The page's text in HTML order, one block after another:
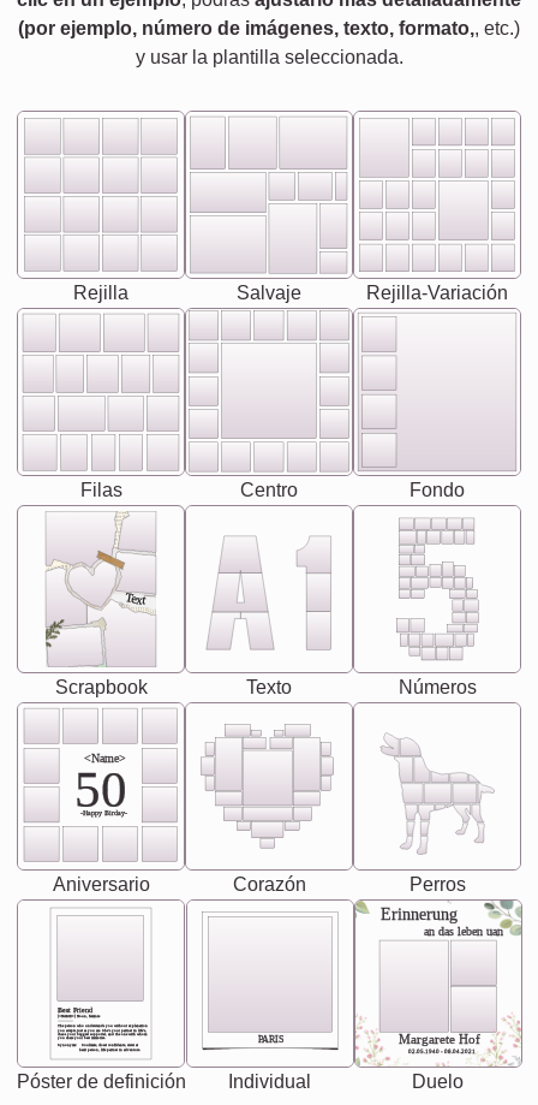
(por ejemplo, número de imágenes, texto, formato,, etc.)
y usar la plantilla seleccionada.
Rejilla Salvaje Rejilla-Variación
Filas Centro Fondo
Text
Scrapbook Texto Números
<Name>
50
-Happy Birday-
Aniversario Corazón Perros
Best Friend
[<NAME>] Noun, feminie
Synonyms: Soulmate, closet confidante, sister at
heart person, life partner in adventure.
The person who understands you without explanation
you accepts just as you are. She's your partner in life's,
chaos your biggest supporter, and the one with whom
you share your best memories.
Póster de definición
PARIS
Individual
Erinnerung
an das leben uan
Margarete Hof
02.05.1940 - 08.04.2021
Duelo